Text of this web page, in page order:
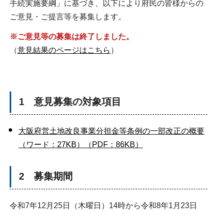
手続実施要綱」に基づき、以下により府民の皆様からの
ご意見・ご提言等を募集します。
※ご意見等の募集は終了しました。
（意見結果のページはこちら ）
1 意見募集の対象項目
大阪府営土地改良事業分担金等条例の一部改正の概要
（ワード：27KB）
（PDF：86KB）
2 募集期間
令和7年12月25日（木曜日）14時から令和8年1月23日